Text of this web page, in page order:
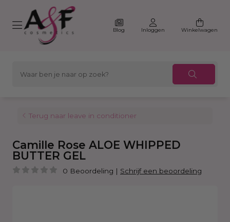
Blog Inloggen Winkelwagen
Terug naar leave in conditioner
Camille Rose ALOE WHIPPED
BUTTER GEL
0 Beoordeling | Schrijf een beoordeling